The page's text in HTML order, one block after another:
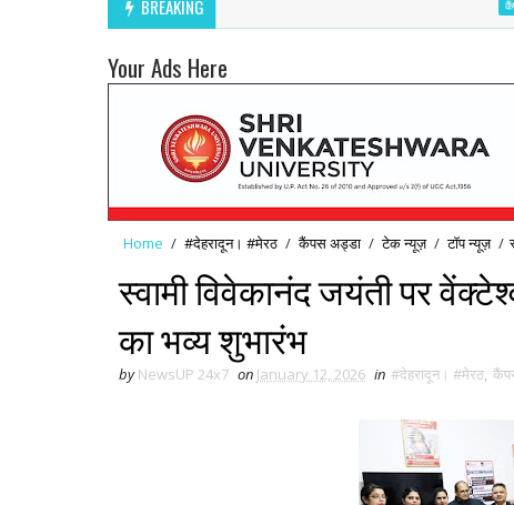
BREAKING
Your Ads Here
Home / #देहरादून। #मेरठ / कैंपस अड्डा / टेक न्यूज़ / टॉप न्यूज़ /
स्वामी विवेकानंद जयंती पर
का भव्य शुभारंभ
by NewsUP 24x7 on January 12, 2026 in #देहरादून। #मेरठ,